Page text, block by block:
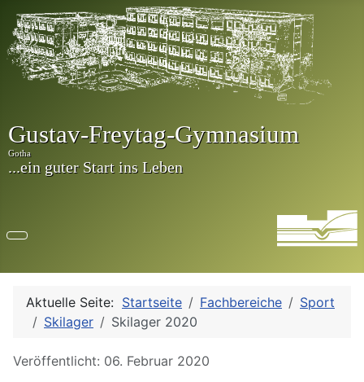
Aktuelle Seite: Startseite Fachbereiche
Sport
Skilager
Skilager 2020
Details
Veröffentlicht: 06. Februar 2020